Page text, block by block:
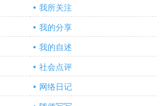
我所关注
我的分享
我的自述
社会点评
网络日记